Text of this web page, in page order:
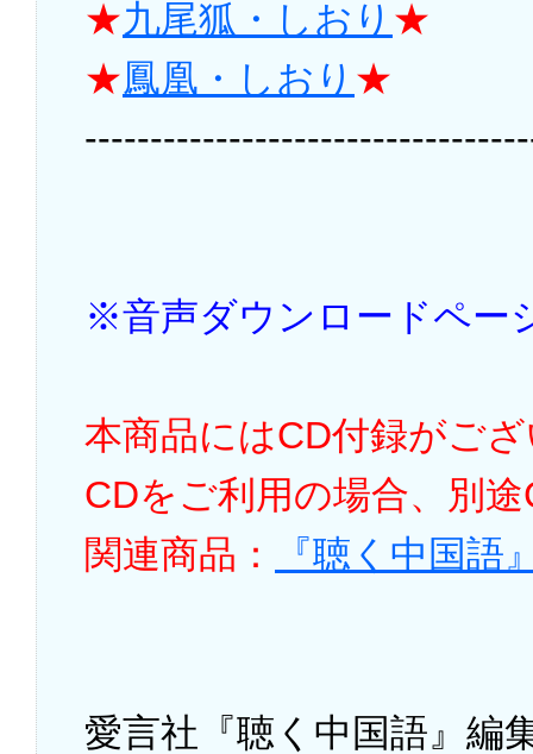
★九尾狐・しおり ★
★鳳凰・しおり ★
※音声ダウンロードペー
本商品にはCD付録がご
CDをご利用の場合、別
関連商品：
『聴く中国語
愛言社『聴く中国語』編